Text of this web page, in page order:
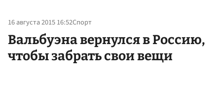
16 августа 2015 16:52Спорт
Вальбуэна вернулся в Россию,
чтобы забрать свои вещи